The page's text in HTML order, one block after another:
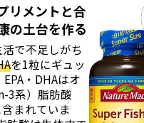
リメントと合
の土台を作る
で不足しがち
を1粒にギュッ
・DHAはオ
3系）脂肪酸
まれていま